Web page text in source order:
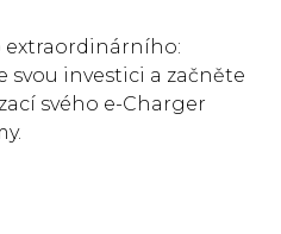
extraordinárního:
svou investici a začněte
svého e-Charger